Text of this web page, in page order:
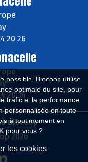
possible, Biocoop utilise
optimale du site, pour
trafic et la performance
personnalisée en toute
à tout moment en
pour vous ?
les cookies
20 26
20 14
Biocoop
2026